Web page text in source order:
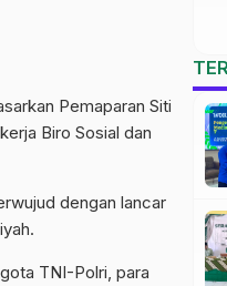
Pemaparan Siti
Biro Sosial dan
dengan lancar
TNI-Polri, para